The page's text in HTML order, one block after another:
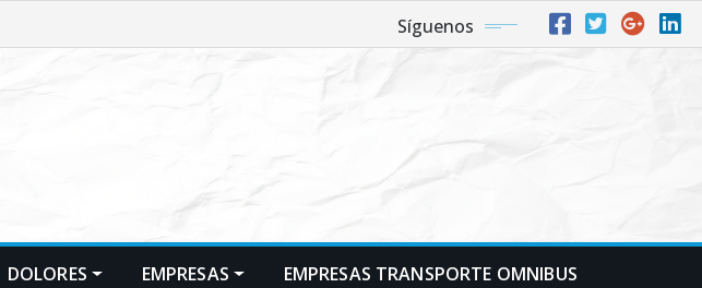
Síguenos
DOLORES EMPRESAS EMPRESAS TRANSPORTE OMNIBUS